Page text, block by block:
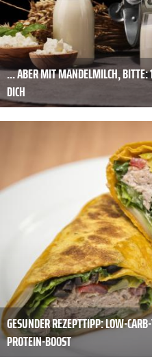
... ABER MIT MANDELMILCH, BITTE:
DICH
GESUNDER REZEPTTIPP: LOW-
PROTEIN-BOOST